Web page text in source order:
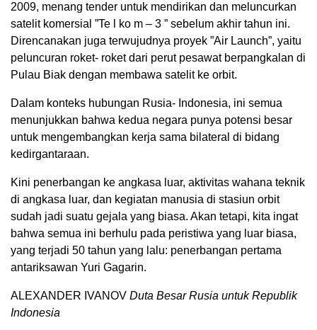
2009, menang tender untuk mendirikan dan meluncurkan
satelit komersial ”Te l ko m – 3 ” sebelum akhir tahun ini.
Direncanakan juga terwujudnya proyek ”Air Launch”, yaitu
peluncuran roket- roket dari perut pesawat berpangkalan di
Pulau Biak dengan membawa satelit ke orbit.
Dalam konteks hubungan Rusia- Indonesia, ini semua
menunjukkan bahwa kedua negara punya potensi besar
untuk mengembangkan kerja sama bilateral di bidang
kedirgantaraan.
Kini penerbangan ke angkasa luar, aktivitas wahana teknik
di angkasa luar, dan kegiatan manusia di stasiun orbit
sudah jadi suatu gejala yang biasa. Akan tetapi, kita ingat
bahwa semua ini berhulu pada peristiwa yang luar biasa,
yang terjadi 50 tahun yang lalu: penerbangan pertama
antariksawan Yuri Gagarin.
ALEXANDER IVANOV Duta Besar Rusia untuk Republik
Indonesia